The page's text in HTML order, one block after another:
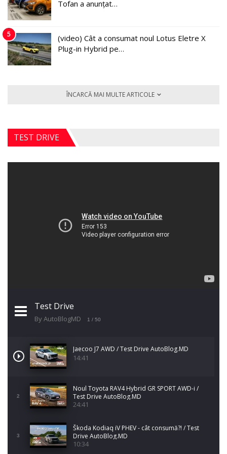
Tofan a anunțat…
5
(video) Cât a consumat noul Lotus Eletre X
Plug-in Hybrid pe…
ÎNCARCĂ MAI MULTE ARTICOLE
TEST DRIVE
Test Drive
By AutoBlogMD 1 / 50
Jaecoo J7 AWD / Test Drive AutoBlog.MD
14:41
2
Noul Toyota RAV4 Hybrid GR SPORT AWD-i /
Test Drive AutoBlog.MD
24:41
3
Škoda Kodiaq iV PHEV - cât consumă?! / Test
Drive AutoBlog.MD
10:34